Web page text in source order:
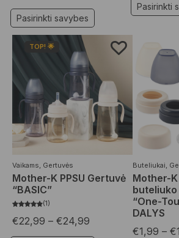
Pasirinkti savybes
Pasirinkti
TOP! 🌟
Vaikams, Gertuvės
Mother-K PPSU Gertuvė
“BASIC”
1
€22,99 – €24,99
Buteliukai,
Mother-K
“One-
DALYS
€1,99 – €